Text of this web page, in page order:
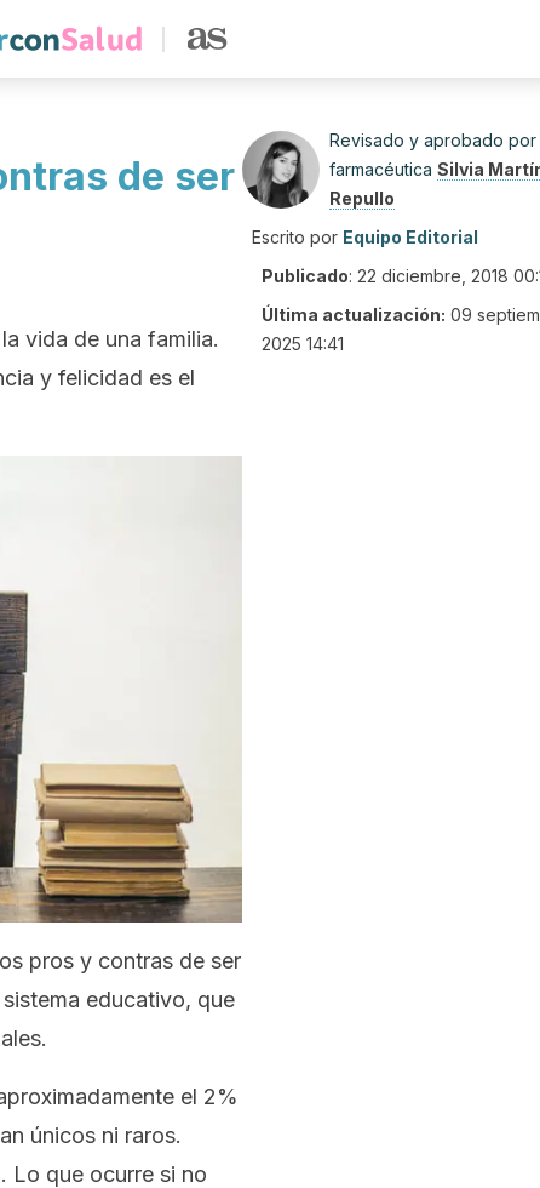
de ser
vida de una familia.
y felicidad es el
pros y contras de ser
educativo, que
el 2%
únicos ni raros.
Lo que ocurre si no
Revisado y aprobado por
farmacéutica Silvia
Repullo
Escrito por Equipo Editorial
Publicado: 22 diciembre, 2018
Última actualización: 09
2025 14:41